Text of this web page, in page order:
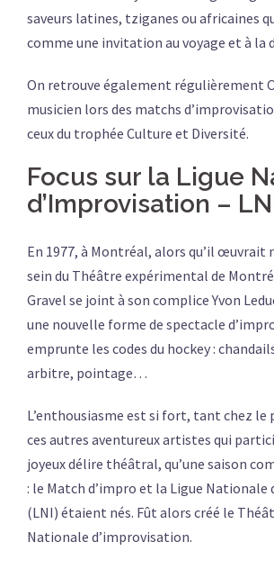
saveurs latines, tziganes ou africaines
comme une invitation au voyage et à la
On retrouve également régulièrement
musicien lors des matchs
ceux du trophée Culture et Diversité.
Focus sur la Ligue
d’Improvisation –
En 1977, à Montréal, alors qu’il œuvrait
sein du Théâtre expérimental de
Gravel se joint à son complice Yvon
une nouvelle forme de spectacle
emprunte les codes du hockey :
arbitre, pointage…
L’enthousiasme est si fort, tant chez le
ces autres aventureux artistes qui
joyeux délire théâtral, qu’une saison
: le Match d’impro et la Ligue Nationale
(LNI) étaient nés. Fût alors créé le
Nationale d’improvisation.